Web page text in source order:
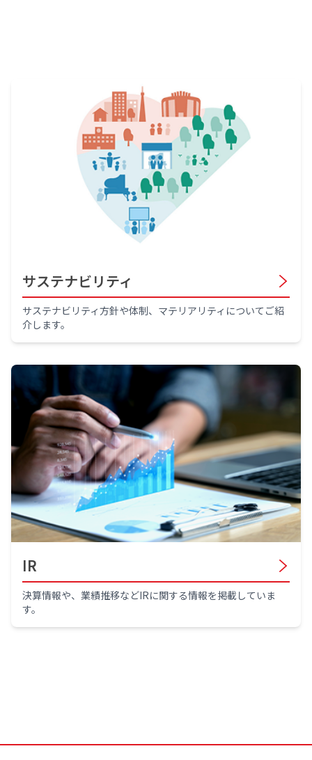
サステナビリティ
サステナビリティ方針や体制、マテリアリティについてご紹
介します。
IR
決算情報や、業績推移などIRに関する情報を掲載していま
す。